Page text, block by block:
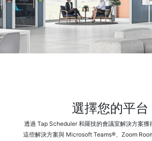
選擇您的平台
透過 Tap Scheduler 和羅技的會議室解決方案獲
這些解決方案與 Microsoft Teams®、Zoom